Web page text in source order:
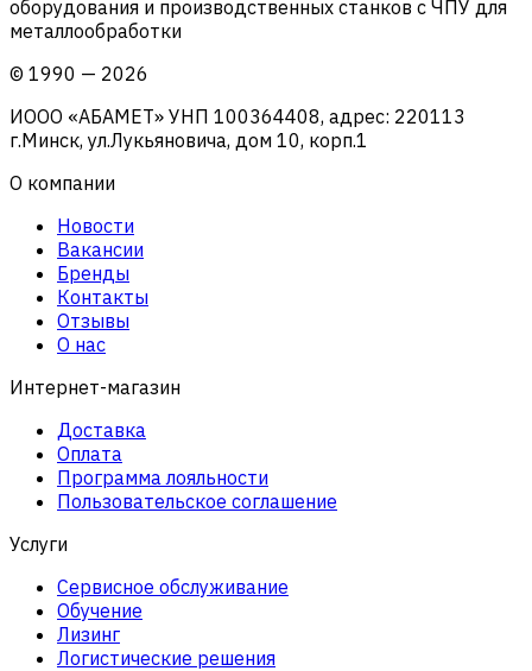
оборудования и производственных станков с ЧПУ для
металлообработки
© 1990 — 2026
ИООО «АБАМЕТ» УНП 100364408, адрес: 220113
г.Минск, ул.Лукьяновича, дом 10, корп.1
О компании
Новости
Вакансии
Бренды
Контакты
Отзывы
О нас
Интернет-магазин
Доставка
Оплата
Программа лояльности
Пользовательское соглашение
Услуги
Сервисное обслуживание
Обучение
Лизинг
Логистические решения